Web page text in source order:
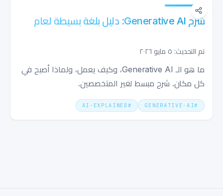
شرح Generative AI: دليل بلغة بسيطة لعام
تم التحديث: ٥ مايو ٢٠٢٦
ما هو الـ Generative AI، وكيف يعمل، ولماذا أصبح في
كل مكان. شرح مبسط لغير المتخصصين.
#
GENERATIVE-AI
#
AI-EXPLAINED